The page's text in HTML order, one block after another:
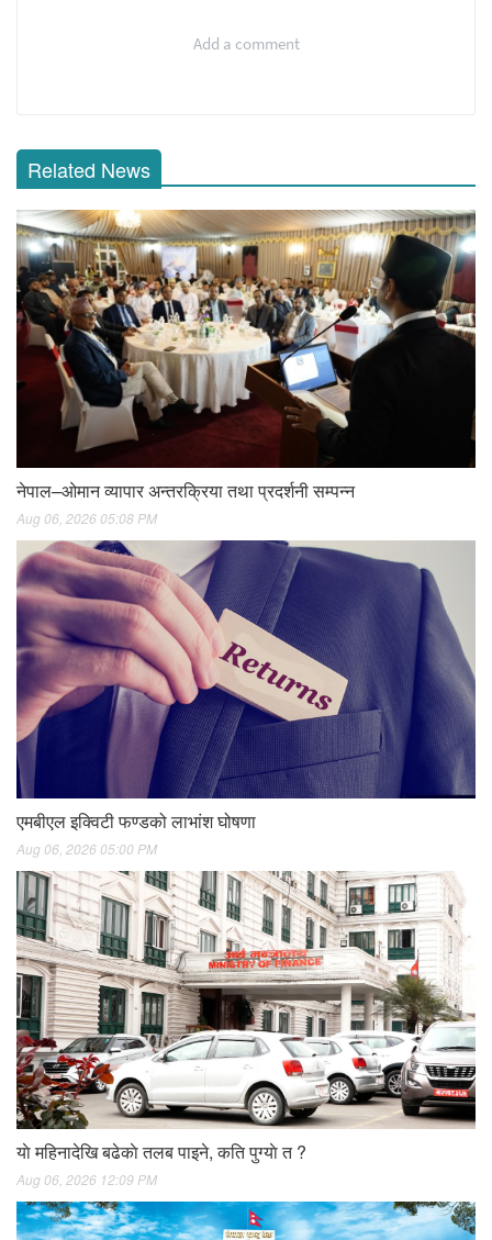
Add a comment
Related News
नेपाल–ओमान व्यापार अन्तरक्रिया तथा प्रदर्शनी सम्पन्न
Aug 06, 2026 05:08 PM
एमबीएल इक्विटी फण्डको लाभांश घोषणा
Aug 06, 2026 05:00 PM
याे महिनादेखि बढेकाे तलब पाइने, कति पुग्याे त ?
Aug 06, 2026 12:09 PM